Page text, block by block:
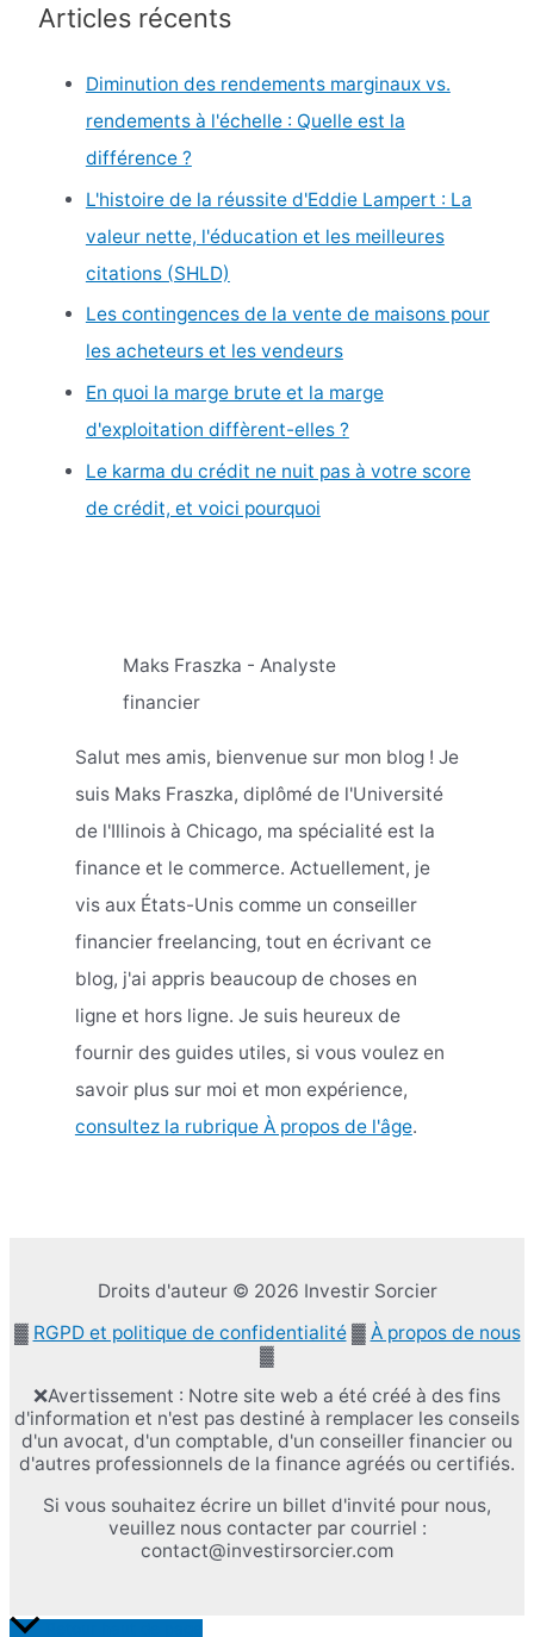
Articles récents
Diminution des rendements marginaux vs.
rendements à l'échelle : Quelle est la
différence ?
L'histoire de la réussite d'Eddie Lampert : La
valeur nette, l'éducation et les meilleures
citations (SHLD)
Les contingences de la vente de maisons pour
les acheteurs et les vendeurs
En quoi la marge brute et la marge
d'exploitation diffèrent-elles ?
Le karma du crédit ne nuit pas à votre score
de crédit, et voici pourquoi
Maks Fraszka - Analyste
financier
Salut mes amis, bienvenue sur mon blog ! Je
suis Maks Fraszka, diplômé de l'Université
de l'Illinois à Chicago, ma spécialité est la
finance et le commerce. Actuellement, je
vis aux États-Unis comme un conseiller
financier freelancing, tout en écrivant ce
blog, j'ai appris beaucoup de choses en
ligne et hors ligne. Je suis heureux de
fournir des guides utiles, si vous voulez en
savoir plus sur moi et mon expérience,
consultez la rubrique À propos de l'âge.
Droits d'auteur © 2026 Investir Sorcier
▓ RGPD et politique de confidentialité▓ À propos de nous
▓
❌Avertissement : Notre site web a été créé à des fins
d'information et n'est pas destiné à remplacer les conseils
d'un avocat, d'un comptable, d'un conseiller financier ou
d'autres professionnels de la finance agréés ou certifiés.
Si vous souhaitez écrire un billet d'invité pour nous,
veuillez nous contacter par courriel :
contact@investirsorcier.com